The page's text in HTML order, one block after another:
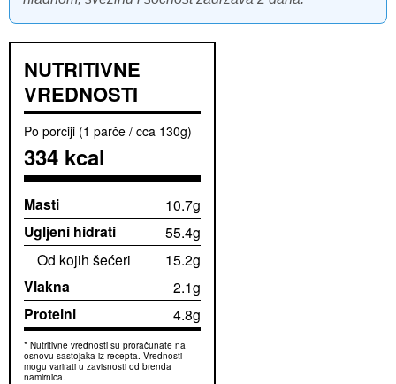
NUTRITIVNE
VREDNOSTI
Po porciji (1 parče / cca 130g)
334 kcal
Masti 10.7g
Ugljeni hidrati
55.4g
Od kojih šećeri
15.2g
Vlakna 2.1g
Proteini 4.8g
* Nutritivne vrednosti su proračunate na
osnovu sastojaka iz recepta. Vrednosti
mogu varirati u zavisnosti od brenda
namirnica.